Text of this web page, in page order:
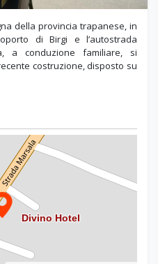
della provincia trapanese, in
di Birgi e l’autostrada
a conduzione familiare, si
costruzione, disposto su